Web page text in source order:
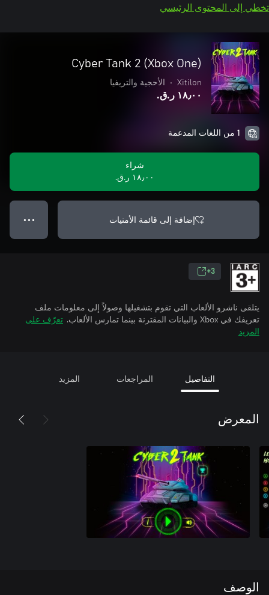
تخطي إلى المحتوى الرئيسي
Cyber Tank 2 (Xbox One)
Xitilon
• الأحجية والتريفيا
١٨٫٠٠ ر.ق.‏
1 من اللغات المدعمة
شراء
١٨٫٠٠ ر.ق.‏
إضافة إلى قائمة الأمنيات ● ● ●
3+
يتلقى ناشرو الألعاب التي تقوم بتشغيلها وصولاً إلى معلومات ملف
تعريفك في Xbox والبيانات المقترنة بينما تمارس الألعاب.
تعرّف على
المزيد
التفاصيل المراجعات المزيد
المعرض
الوصف